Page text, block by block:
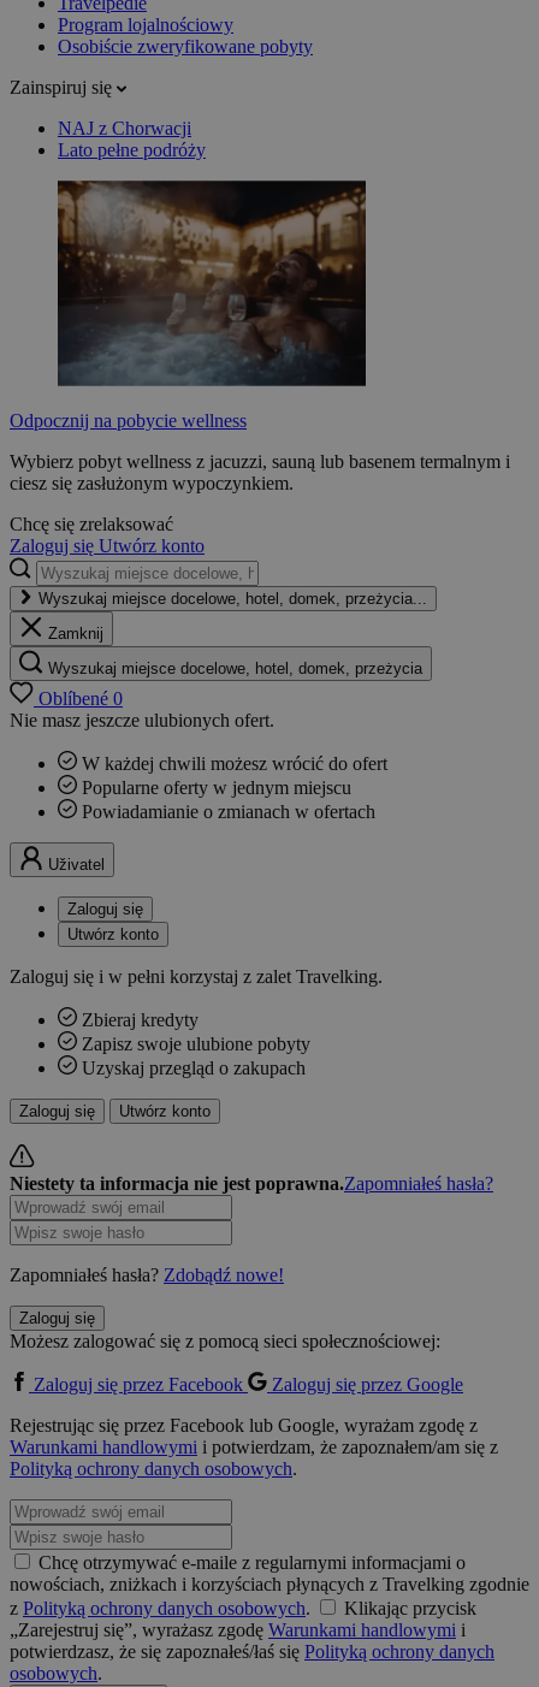
Program lojalnościowy
Osobiście zweryfikowane pobyty
Zainspiruj się
NAJ z Chorwacji
Lato pełne podróży
Odpocznij na pobycie wellness
Wybierz pobyt wellness z jacuzzi, sauną lub basenem termalnym i
ciesz się zasłużonym wypoczynkiem.
Chcę się zrelaksować
Zaloguj się Utwórz konto
Wyszukaj miejsce docelowe, hotel, domek, przeżycia...
Zamknij
Wyszukaj miejsce docelowe, hotel, domek, przeżycia
Oblíbené 0
Nie masz jeszcze ulubionych ofert.
W każdej chwili możesz wrócić do ofert
Popularne oferty w jednym miejscu
Powiadamianie o zmianach w ofertach
Uživatel
Zaloguj się
Utwórz konto
Zaloguj się i w pełni korzystaj z zalet Travelking.
Zbieraj kredyty
Zapisz swoje ulubione pobyty
Uzyskaj przegląd o zakupach
Zaloguj się Utwórz konto
Niestety ta informacja nie jest poprawna.Zapomniałeś hasła?
Zapomniałeś hasła? Zdobądź nowe!
Zaloguj się
Możesz zalogować się z pomocą sieci społecznościowej:
Zaloguj się przez Facebook
Zaloguj się przez Google
Rejestrując się przez Facebook lub Google, wyrażam zgodę z
Warunkami handlowymi i potwierdzam, że zapoznałem/am się z
Polityką ochrony danych osobowych.
Chcę otrzymywać e-maile z regularnymi informacjami o
nowościach, zniżkach i korzyściach płynących z Travelking zgodnie
z Polityką ochrony danych osobowych.
Klikając przycisk
„Zarejestruj się”, wyrażasz zgodę Warunkami handlowymi i
potwierdzasz, że się zapoznałeś/łaś się Polityką ochrony danych
osobowych.